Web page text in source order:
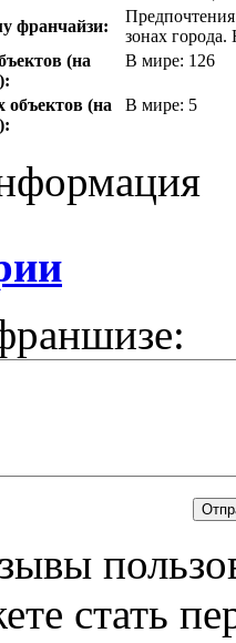
франчайзи:
зонах города.
(на
В мире: 126
объектов (на
В мире: 5
стать